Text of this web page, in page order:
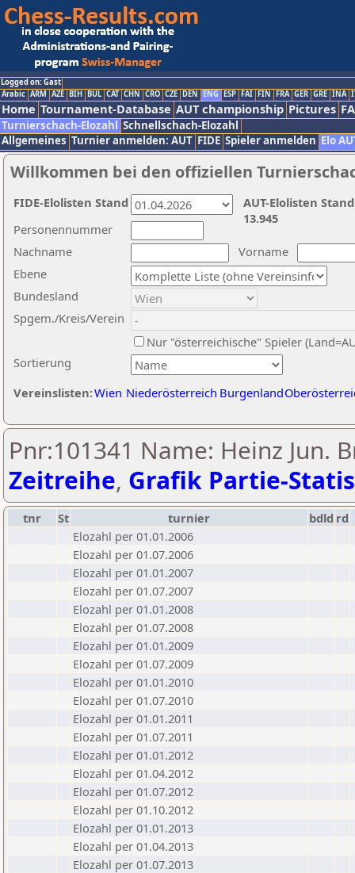
Logged on: Gast
Arabic ARM AZE BIH BUL CAT CHN CRO CZE DEN ENG ESP FAI FIN FRA GER GRE INA
Home Tournament-Database AUT championship Pictures
Turnierschach-Elozahl Schnellschach-Elozahl
Allgemeines Turnier anmelden: AUT FIDE Spieler anmelden Elo
Willkommen bei den offiziellen
Nachname
Vorname
Ebene
Sortierung
Personennummer
Bundesland
Spgem./Kreis/Verein
Nur "österreichische" Spieler
Vereinslisten:Wien Niederösterreich Burgenland
AUT-Elolisten
13.945
FIDE-Elolisten Stand
Pnr:101341 Name: Heinz Jun.
Zeitreihe, Grafik Partie-
tnr St turnier bdld rd
Elozahl per 01.01.2006
Elozahl per 01.07.2006
Elozahl per 01.01.2007
Elozahl per 01.07.2007
Elozahl per 01.01.2008
Elozahl per 01.07.2008
Elozahl per 01.01.2009
Elozahl per 01.07.2009
Elozahl per 01.01.2010
Elozahl per 01.07.2010
Elozahl per 01.01.2011
Elozahl per 01.07.2011
Elozahl per 01.01.2012
Elozahl per 01.04.2012
Elozahl per 01.07.2012
Elozahl per 01.10.2012
Elozahl per 01.01.2013
Elozahl per 01.04.2013
Elozahl per 01.07.2013